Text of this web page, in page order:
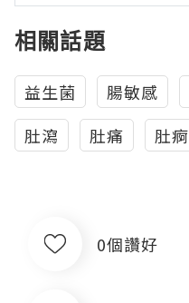
相關話題
益生菌 腸敏感
肚瀉
肚痛 肚痾
0個讚好